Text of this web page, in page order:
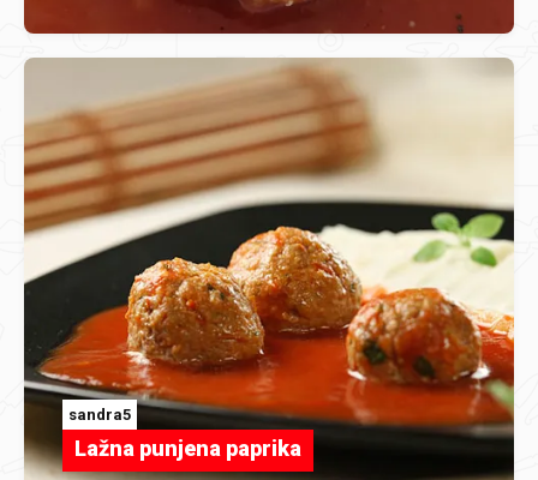
sandra5
Lažna punjena paprika